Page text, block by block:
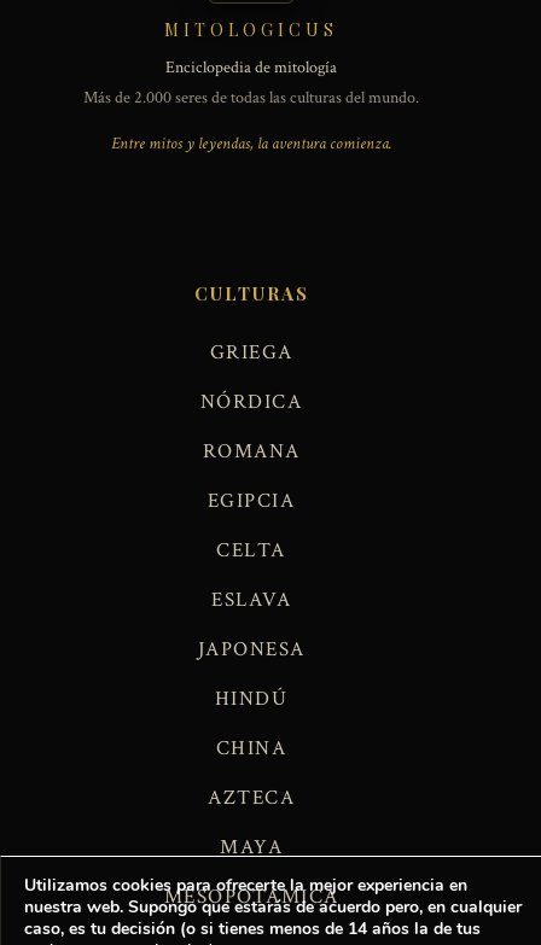
MITOLOGICUS
Enciclopedia de mitología
Más de 2.000 seres de todas las culturas del mundo.
Entre mitos y leyendas, la aventura comienza.
CULTURAS
GRIEGA
NÓRDICA
ROMANA
EGIPCIA
CELTA
ESLAVA
JAPONESA
HINDÚ
CHINA
AZTECA
MAYA
MESOPOTÁMICA
Utilizamos cookies para ofrecerte la mejor experiencia en
nuestra web. Supongo que estarás de acuerdo pero, en cualquier
caso, es tu decisión (o si tienes menos de 14 años la de tus